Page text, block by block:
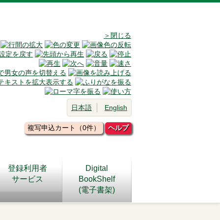
＞閉じる
日本語 English
複写申込カート（0件） ヘルプ
登録利用者
サービス
Digital
BookShelf
(電子書架)